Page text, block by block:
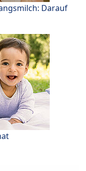
Darauf